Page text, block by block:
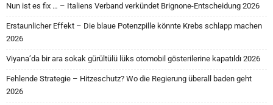
Nun ist es fix … – Italiens Verband verkündet Brignone-Entscheidung 2026
Erstaunlicher Effekt – Die blaue Potenzpille könnte Krebs schlapp machen
2026
Viyana’da bir ara sokak gürültülü lüks otomobil gösterilerine kapatıldı 2026
Fehlende Strategie – Hitzeschutz? Wo die Regierung überall baden geht
2026